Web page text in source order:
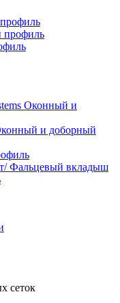
профиль
Оконный и
и доборный
Фальцевый вкладыш
сеток